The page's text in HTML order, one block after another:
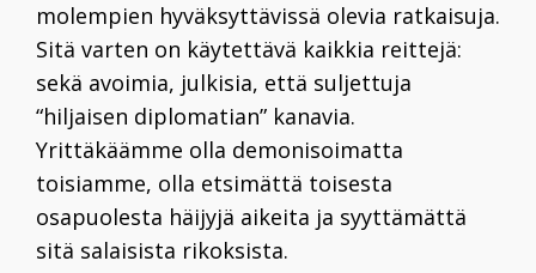
molempien hyväksyttävissä olevia ratkaisuja.
Sitä varten on käytettävä kaikkia reittejä:
sekä avoimia, julkisia, että suljettuja
“hiljaisen diplomatian” kanavia.
Yrittäkäämme olla demonisoimatta
toisiamme, olla etsimättä toisesta
osapuolesta häijyjä aikeita ja syyttämättä
sitä salaisista rikoksista.